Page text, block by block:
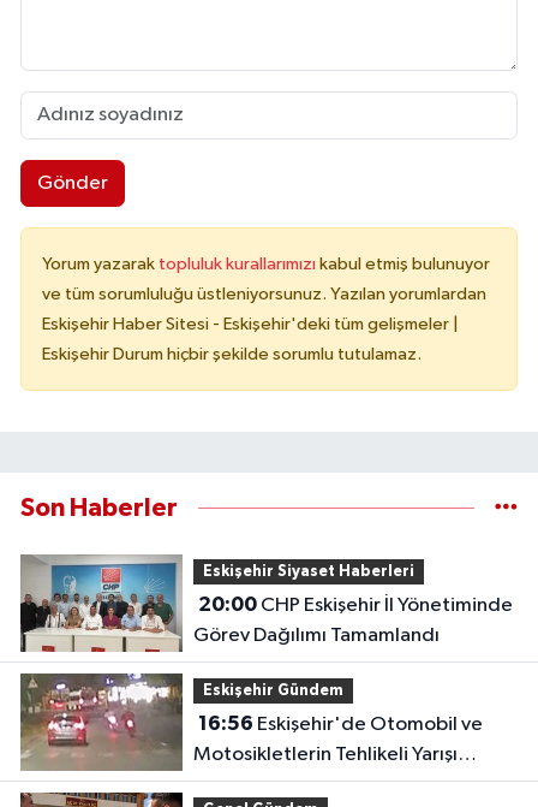
Gönder
Yorum yazarak topluluk kurallarımızı kabul etmiş bulunuyor
ve tüm sorumluluğu üstleniyorsunuz. Yazılan yorumlardan
Eskişehir Haber Sitesi - Eskişehir'deki tüm gelişmeler |
Eskişehir Durum hiçbir şekilde sorumlu tutulamaz.
Son Haberler
Eskişehir Siyaset Haberleri
20:00CHP Eskişehir İl Yönetiminde
Görev Dağılımı Tamamlandı
Eskişehir Gündem
16:56
Motosikletlerin Tehlikeli Yarışı
Kamerada